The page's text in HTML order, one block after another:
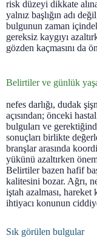
risk düzeyi dikkate
yalnız başlığın adı
bulgunun zaman
gereksiz kaygıyı
gözden kaçmasını da
Belirtiler ve günlük
nefes darlığı, dudak
açısından; önceki
bulguları ve
sonuçları birlikte
branşlar arasında
yükünü azaltırken
Belirtiler bazen hafif
kalitesini bozar. Ağrı,
iştah azalması, hareket
ihtiyacı konunun
Sık görülen bulgular